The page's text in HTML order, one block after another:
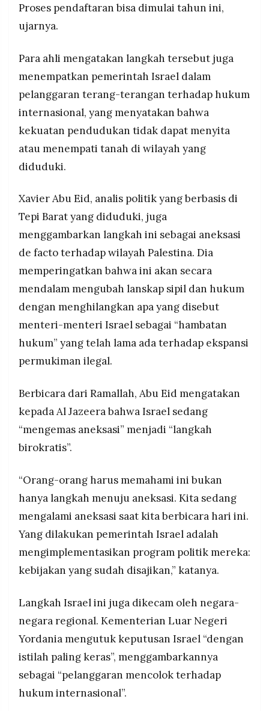
Proses pendaftaran bisa dimulai tahun ini,
ujarnya.
Para ahli mengatakan langkah tersebut juga
menempatkan pemerintah Israel dalam
pelanggaran terang-terangan terhadap hukum
internasional, yang menyatakan bahwa
kekuatan pendudukan tidak dapat menyita
atau menempati tanah di wilayah yang
diduduki.
Xavier Abu Eid, analis politik yang berbasis di
Tepi Barat yang diduduki, juga
menggambarkan langkah ini sebagai aneksasi
de facto terhadap wilayah Palestina. Dia
memperingatkan bahwa ini akan secara
mendalam mengubah lanskap sipil dan hukum
dengan menghilangkan apa yang disebut
menteri-menteri Israel sebagai “hambatan
hukum” yang telah lama ada terhadap ekspansi
permukiman ilegal.
Berbicara dari Ramallah, Abu Eid mengatakan
kepada Al Jazeera bahwa Israel sedang
“mengemas aneksasi” menjadi “langkah
birokratis”.
“Orang-orang harus memahami ini bukan
hanya langkah menuju aneksasi. Kita sedang
mengalami aneksasi saat kita berbicara hari ini.
Yang dilakukan pemerintah Israel adalah
mengimplementasikan program politik mereka:
kebijakan yang sudah disajikan,” katanya.
Langkah Israel ini juga dikecam oleh negara-
negara regional. Kementerian Luar Negeri
Yordania mengutuk keputusan Israel “dengan
istilah paling keras”, menggambarkannya
sebagai “pelanggaran mencolok terhadap
hukum internasional”.